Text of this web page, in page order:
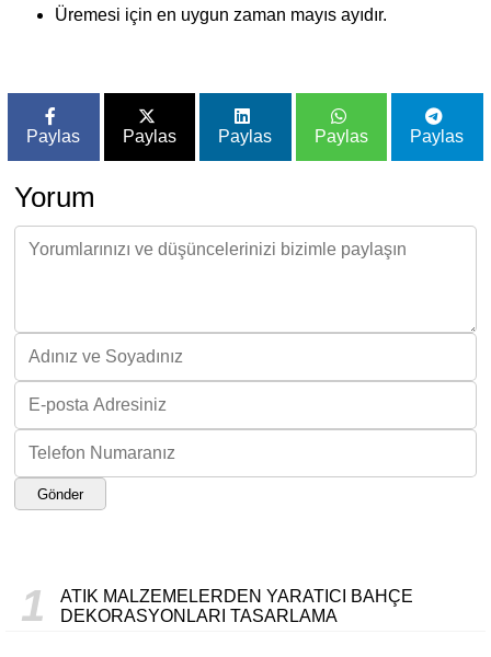
Üremesi için en uygun zaman mayıs ayıdır.
Paylas Paylas Paylas Paylas Paylas
Yorum
Gönder
1
ATIK MALZEMELERDEN YARATICI BAHÇE
DEKORASYONLARI TASARLAMA